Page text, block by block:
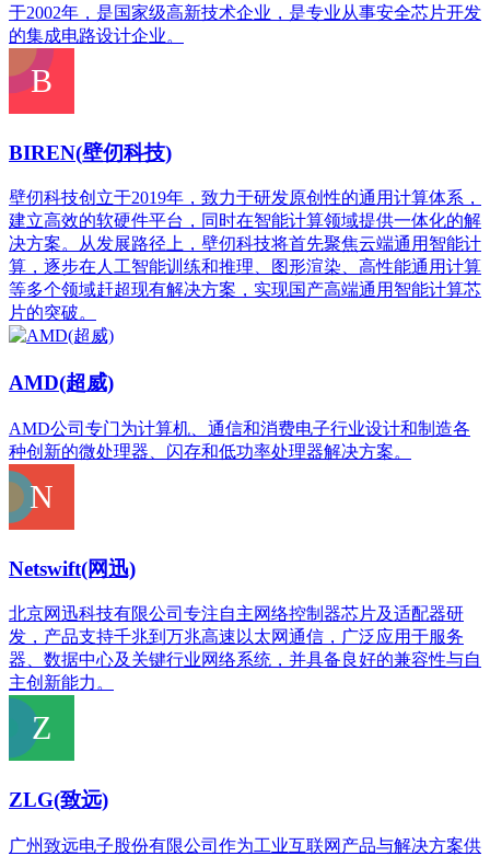
于2002年，是国家级高新技术企业，是专业从事安全芯片开发
的集成电路设计企业。
BIREN(壁仞科技)
壁仞科技创立于2019年，致力于研发原创性的通用计算体系，
建立高效的软硬件平台，同时在智能计算领域提供一体化的解
决方案。从发展路径上，壁仞科技将首先聚焦云端通用智能计
算，逐步在人工智能训练和推理、图形渲染、高性能通用计算
等多个领域赶超现有解决方案，实现国产高端通用智能计算芯
片的突破。
AMD(超威)
AMD公司专门为计算机、通信和消费电子行业设计和制造各
种创新的微处理器、闪存和低功率处理器解决方案。
Netswift(网迅)
北京网迅科技有限公司专注自主网络控制器芯片及适配器研
发，产品支持千兆到万兆高速以太网通信，广泛应用于服务
器、数据中心及关键行业网络系统，并具备良好的兼容性与自
主创新能力。
ZLG(致远)
广州致远电子股份有限公司作为工业互联网产品与解决方案供